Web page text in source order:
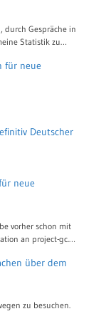
durch Gespräche in
Statistik zu…
für neue
Deutscher
neue
vorher schon mit
an project-gc.…
über dem
zu besuchen.